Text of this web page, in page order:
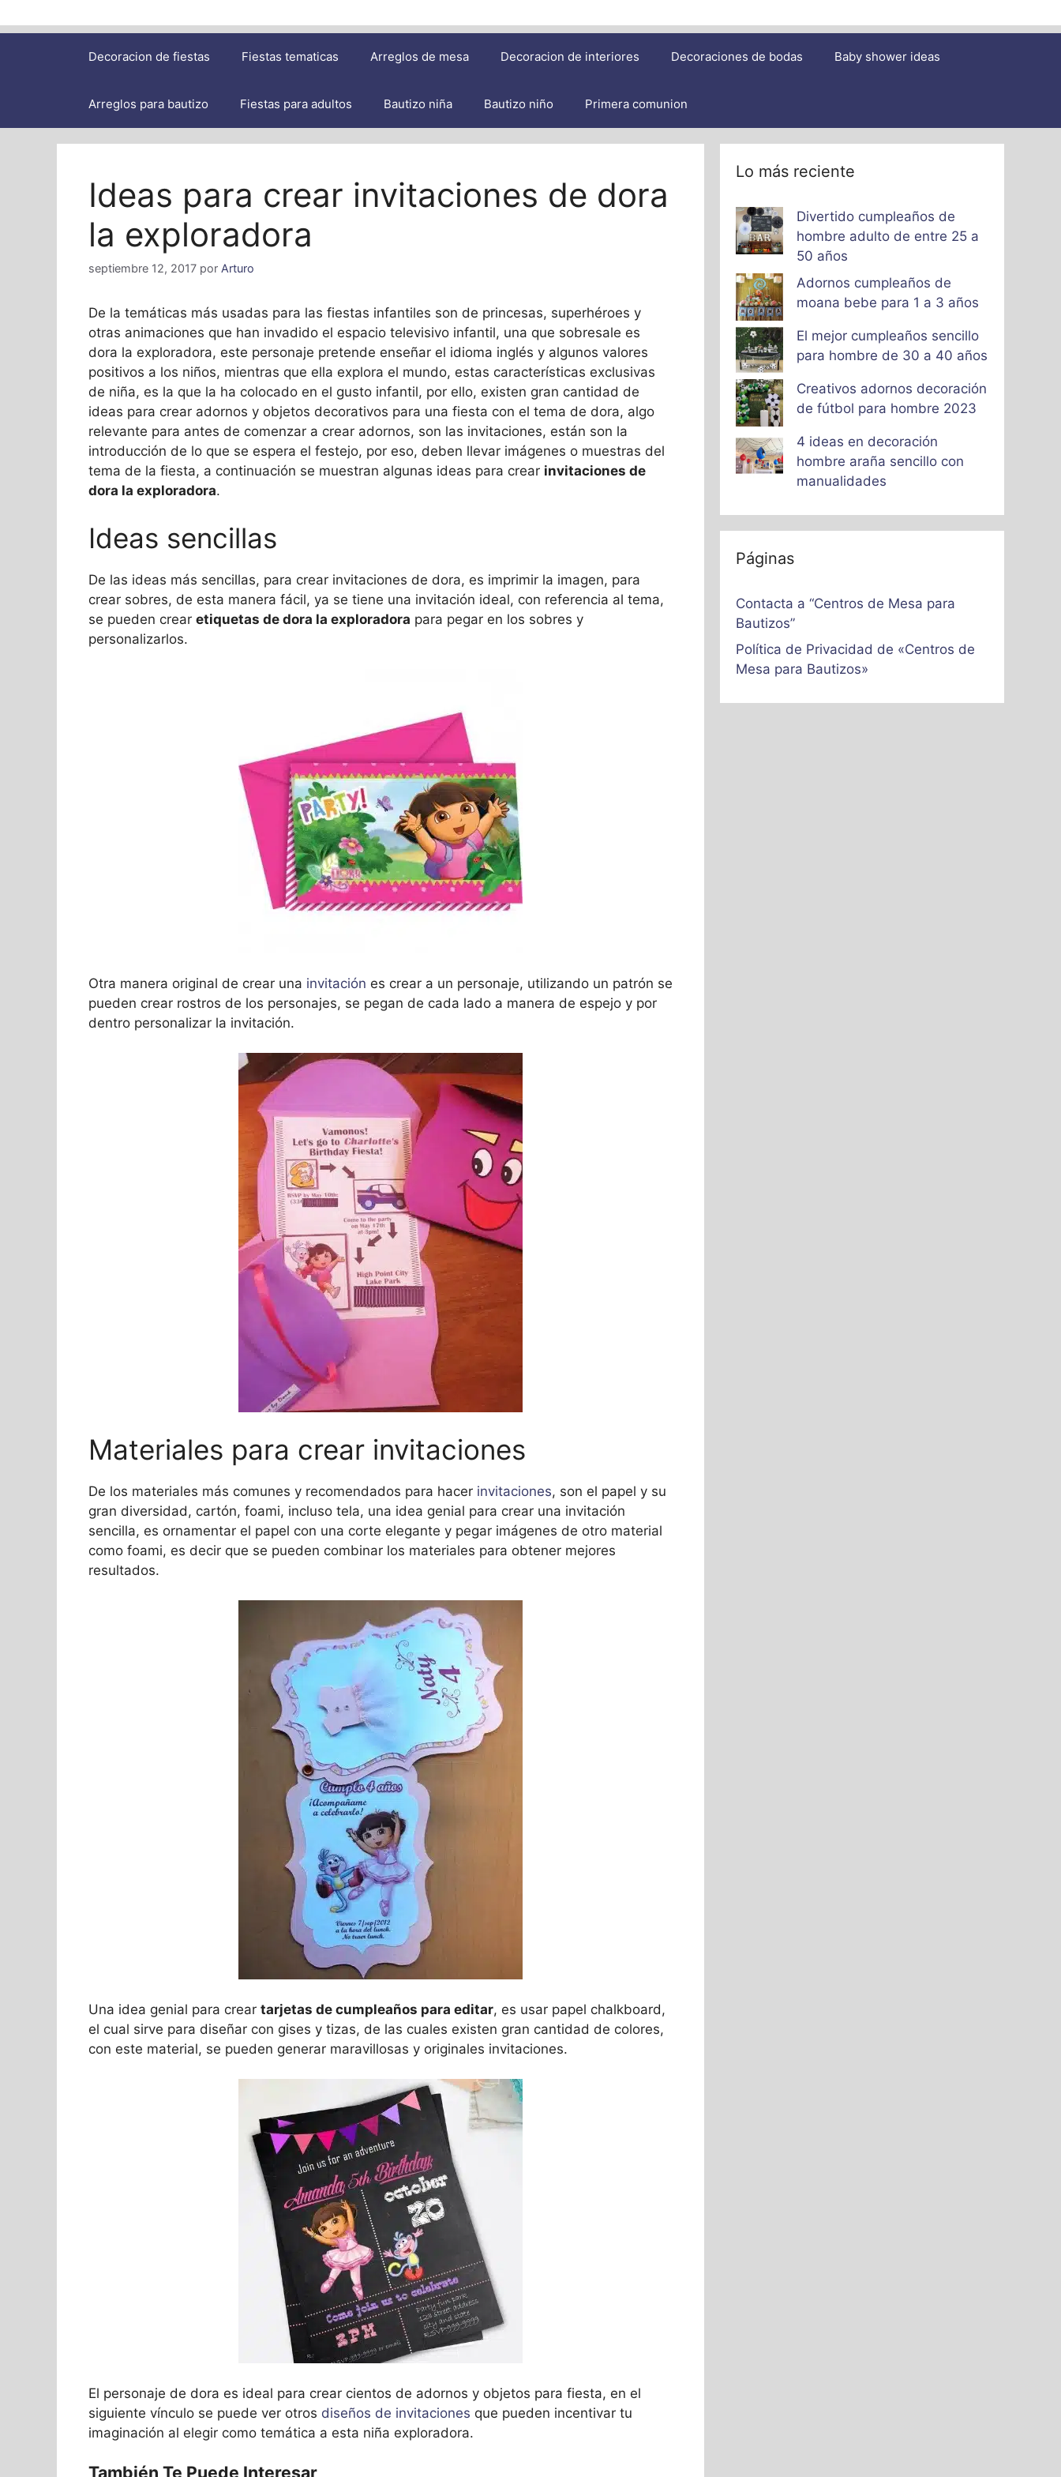
Decoracion de fiestas Fiestas tematicas Arreglos de mesa Decoracion de interiores Decoraciones de bodas Baby shower ideas
Arreglos para bautizo Fiestas para adultos Bautizo niña Bautizo niño Primera comunion
Ideas para crear invitaciones de dora
la exploradora
septiembre 12, 2017 por Arturo
De la temáticas más usadas para las fiestas infantiles son de princesas, superhéroes y
otras animaciones que han invadido el espacio televisivo infantil, una que sobresale es
dora la exploradora, este personaje pretende enseñar el idioma inglés y algunos valores
positivos a los niños, mientras que ella explora el mundo, estas características exclusivas
de niña, es la que la ha colocado en el gusto infantil, por ello, existen gran cantidad de
ideas para crear adornos y objetos decorativos para una fiesta con el tema de dora, algo
relevante para antes de comenzar a crear adornos, son las invitaciones, están son la
introducción de lo que se espera el festejo, por eso, deben llevar imágenes o muestras del
tema de la fiesta, a continuación se muestran algunas ideas para crear invitaciones de
dora la exploradora.
Ideas sencillas
De las ideas más sencillas, para crear invitaciones de dora, es imprimir la imagen, para
crear sobres, de esta manera fácil, ya se tiene una invitación ideal, con referencia al tema,
se pueden crear etiquetas de dora la exploradora para pegar en los sobres y
personalizarlos.
Otra manera original de crear una invitación es crear a un personaje, utilizando un patrón se
pueden crear rostros de los personajes, se pegan de cada lado a manera de espejo y por
dentro personalizar la invitación.
Materiales para crear invitaciones
De los materiales más comunes y recomendados para hacer invitaciones, son el papel y su
gran diversidad, cartón, foami, incluso tela, una idea genial para crear una invitación
sencilla, es ornamentar el papel con una corte elegante y pegar imágenes de otro material
como foami, es decir que se pueden combinar los materiales para obtener mejores
resultados.
Una idea genial para crear tarjetas de cumpleaños para editar, es usar papel chalkboard,
el cual sirve para diseñar con gises y tizas, de las cuales existen gran cantidad de colores,
con este material, se pueden generar maravillosas y originales invitaciones.
El personaje de dora es ideal para crear cientos de adornos y objetos para fiesta, en el
siguiente vínculo se puede ver otros diseños de invitaciones que pueden incentivar tu
imaginación al elegir como temática a esta niña exploradora.
También Te Puede Interesar
Lo más reciente
Divertido cumpleaños de
hombre adulto de entre 25 a
50 años
Adornos cumpleaños de
moana bebe para 1 a 3 años
El mejor cumpleaños sencillo
para hombre de 30 a 40 años
Creativos adornos decoración
de fútbol para hombre 2023
4 ideas en decoración
hombre araña sencillo con
manualidades
Páginas
Contacta a “Centros de Mesa para
Bautizos”
Política de Privacidad de «Centros de
Mesa para Bautizos»